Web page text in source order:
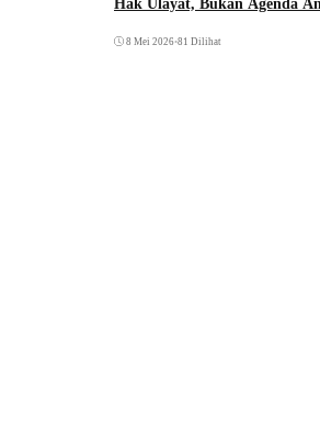
Hak Ulayat, Bukan Agenda
8 Mei 2026•81 Dilihat